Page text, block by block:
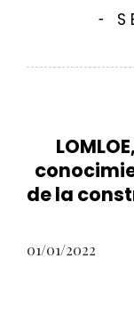
-
de la
01/01/2022